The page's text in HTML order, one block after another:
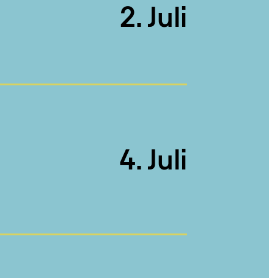
2. Juli
4. Juli